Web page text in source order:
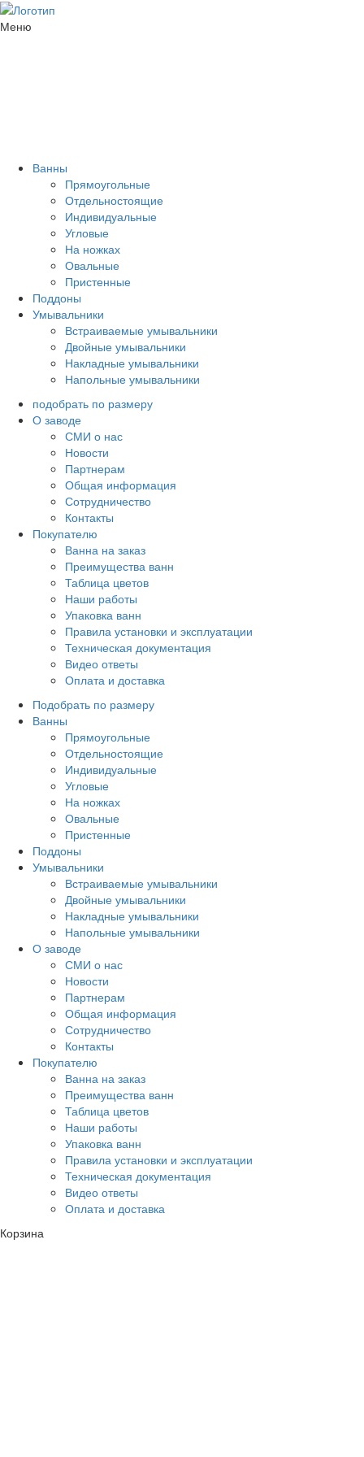
Меню
Ванны
Прямоугольные
Отдельностоящие
Индивидуальные
Угловые
На ножках
Овальные
Пристенные
Поддоны
Умывальники
Встраиваемые умывальники
Двойные умывальники
Накладные умывальники
Напольные умывальники
подобрать по размеру
О заводе
СМИ о нас
Новости
Партнерам
Общая информация
Сотрудничество
Контакты
Покупателю
Ванна на заказ
Преимущества ванн
Таблица цветов
Наши работы
Упаковка ванн
Правила установки и эксплуатации
Техническая документация
Видео ответы
Оплата и доставка
Подобрать по размеру
Ванны
Прямоугольные
Отдельностоящие
Индивидуальные
Угловые
На ножках
Овальные
Пристенные
Поддоны
Умывальники
Встраиваемые умывальники
Двойные умывальники
Накладные умывальники
Напольные умывальники
О заводе
СМИ о нас
Новости
Партнерам
Общая информация
Сотрудничество
Контакты
Покупателю
Ванна на заказ
Преимущества ванн
Таблица цветов
Наши работы
Упаковка ванн
Правила установки и эксплуатации
Техническая документация
Видео ответы
Оплата и доставка
Корзина